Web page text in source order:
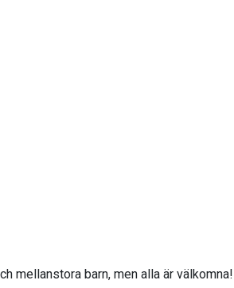
mellanstora barn, men alla är välkomna!